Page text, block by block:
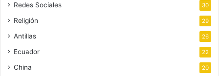
Redes Sociales 30
Religión 29
Antillas 26
Ecuador 22
China 20